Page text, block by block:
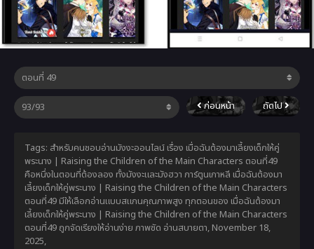
ก่อนหน้า ถัดไป
Tags: สำหรับคนชอบอ่านมังงะออนไลน์ เรื่อง เมื่อฉันต้องมาเลี้ยงเด็กให้คู่
พระนาง | Raising the Children of the Main Characters ตอนที่49
คือหนึ่งในตอนที่ต้องลอง ทั้งมังงะและมังฮวา การ์ตูนเกาหลี เมื่อฉันต้องมา
เลี้ยงเด็กให้คู่พระนาง | Raising the Children of the Main Characters
ตอนที่49 มีให้เลือกอ่านแบบสแกนคุณภาพสูง ทุกตอนของ เมื่อฉันต้องมา
เลี้ยงเด็กให้คู่พระนาง | Raising the Children of the Main Characters
ตอนที่49 ถูกจัดเรียงให้อ่านง่าย ภาพชัด อ่านสบายตา, November 18,
2025,